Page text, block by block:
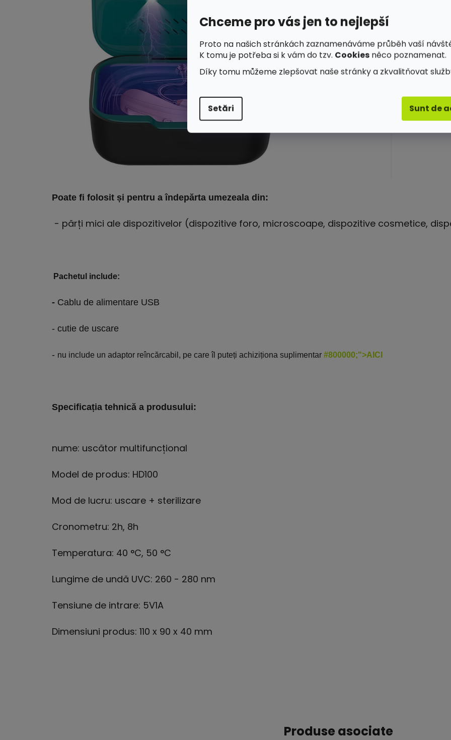
Chceme pro vás jen to nejlepší
Proto na našich stránkách zaznamenáváme průběh vaší
K tomu je potřeba si k vám do tzv. Cookies něco poznamenat.
Díky tomu můžeme zlepšovat naše stránky a zkvalitňovat
Setări Sunt de
Poate fi folosit și pentru a îndepărta umezeala din:
- părți mici ale dispozitivelor (dispozitive foro, microscoape, dispozitive cosmetice,
Pachetul include:
- Cablu de alimentare USB
- cutie de uscare
- nu include un adaptor reîncărcabil, pe care îl puteți achiziționa suplimentar #800000;">AICI
Specificația tehnică a produsului:
nume: uscător multifuncțional
Model de produs: HD100
Mod de lucru: uscare + sterilizare
Cronometru: 2h, 8h
Temperatura: 40 °C, 50 °C
Lungime de undă UVC: 260 - 280 nm
Tensiune de intrare: 5V1A
Dimensiuni produs: 110 x 90 x 40 mm
Produse asociate